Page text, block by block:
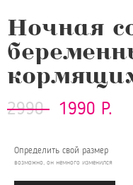
Ночная
2990 1990 Р.
Определить свой размер
возможно, он немного изменился